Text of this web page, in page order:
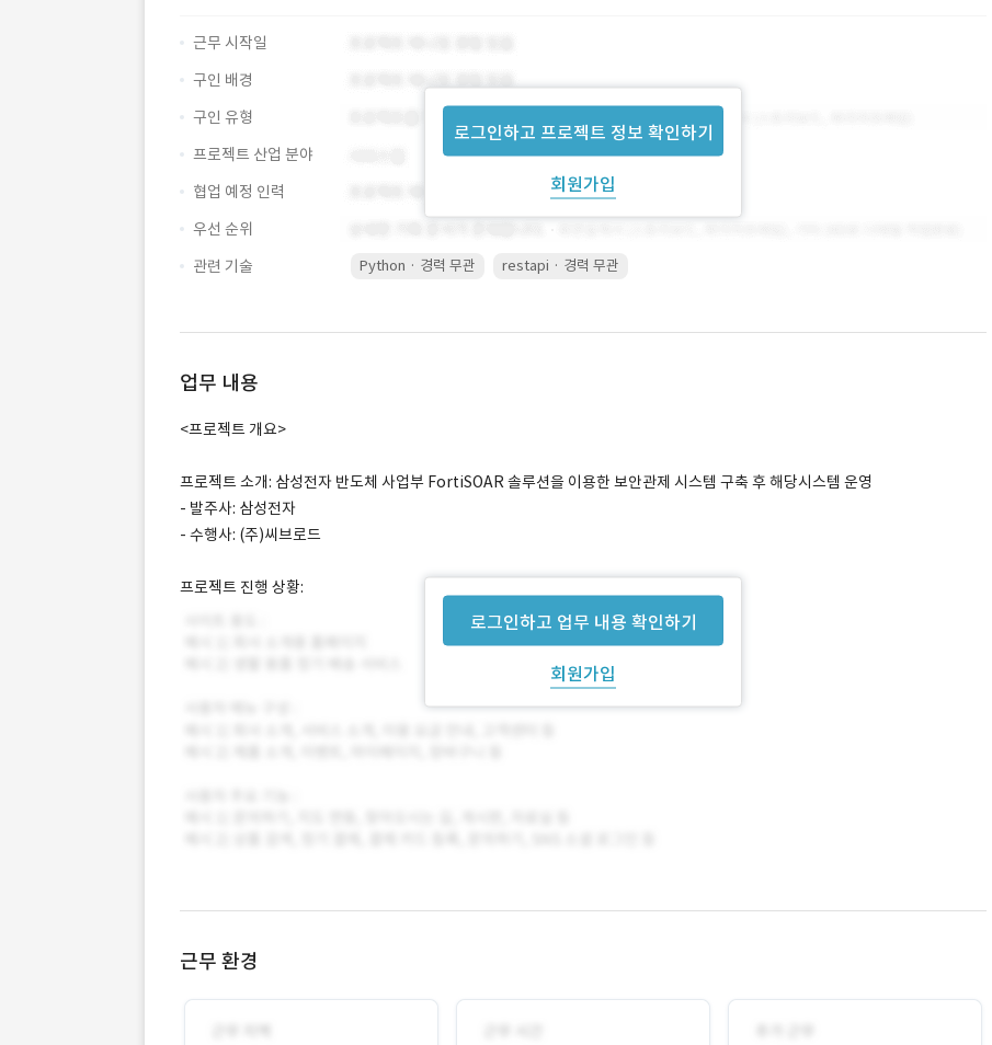
로그인하고 프로젝트 정보 확인하기
회원가입
근무 시작일
구인 배경
구인 유형
프로젝트 산업 분야
협업 예정 인력
우선 순위
관련 기술
Python · 경력 무관 restapi · 경력 무관
업무 내용
로그인하고 업무 내용 확인하기
회원가입
<프로젝트 개요>
프로젝트 소개: 삼성전자 반도체 사업부 FortiSOAR 솔루션을 이용한 보안관제 시스템 구축 후 해당시스템 운영
- 발주사: 삼성전자
- 수행사: (주)씨브로드
프로젝트 진행 상황:
근무 환경